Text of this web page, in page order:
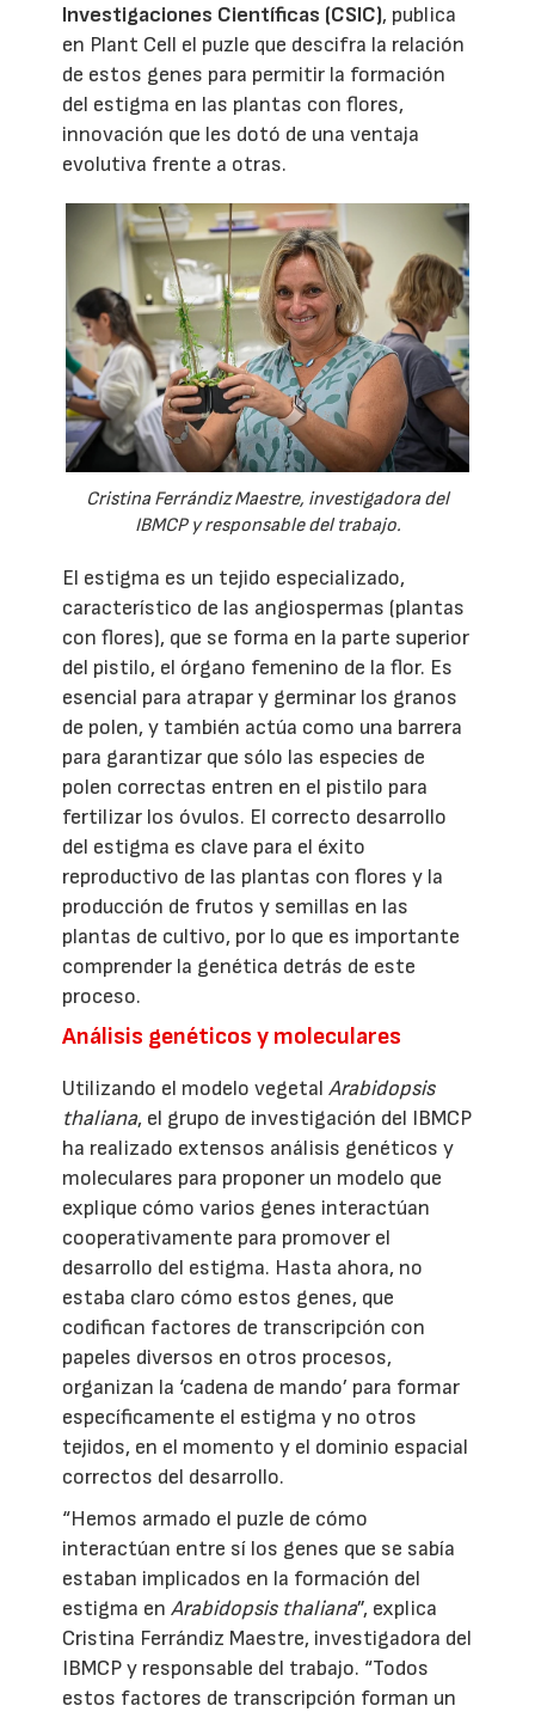
Investigaciones Científicas (CSIC), publica
en Plant Cell el puzle que descifra la relación
de estos genes para permitir la formación
del estigma en las plantas con flores,
innovación que les dotó de una ventaja
evolutiva frente a otras.
Cristina Ferrándiz Maestre, investigadora del
IBMCP y responsable del trabajo.
El estigma es un tejido especializado,
característico de las angiospermas (plantas
con flores), que se forma en la parte superior
del pistilo, el órgano femenino de la flor. Es
esencial para atrapar y germinar los granos
de polen, y también actúa como una barrera
para garantizar que sólo las especies de
polen correctas entren en el pistilo para
fertilizar los óvulos. El correcto desarrollo
del estigma es clave para el éxito
reproductivo de las plantas con flores y la
producción de frutos y semillas en las
plantas de cultivo, por lo que es importante
comprender la genética detrás de este
proceso.
Análisis genéticos y moleculares
Utilizando el modelo vegetalArabidopsis
thaliana, el grupo de investigación del IBMCP
ha realizado extensos análisis genéticos y
moleculares para proponer un modelo que
explique cómo varios genes interactúan
cooperativamente para promover el
desarrollo del estigma. Hasta ahora, no
estaba claro cómo estos genes, que
codifican factores de transcripción con
papeles diversos en otros procesos,
organizan la ‘cadena de mando’ para formar
específicamente el estigma y no otros
tejidos, en el momento y el dominio espacial
correctos del desarrollo.
“Hemos armado el puzle de cómo
interactúan entre sí los genes que se sabía
estaban implicados en la formación del
estigma enArabidopsis thaliana”, explica
Cristina Ferrándiz Maestre, investigadora del
IBMCP y responsable del trabajo. “Todos
estos factores de transcripción forman un